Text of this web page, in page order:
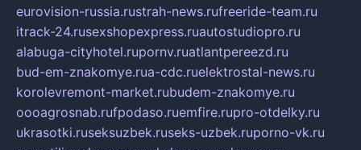
eurovision-russia.rustrah-news.rufreeride-team.ru
itrack-24.rusexshopexpress.ruautostudiopro.ru
alabuga-cityhotel.rupornv.ruatlantpereezd.ru
bud-em-znakomye.rua-cdc.ruelektrostal-news.ru
korolevremont-market.rubudem-znakomye.ru
oooagrosnab.rufpodaso.ruemfire.rupro-otdelky.ru
ukrasotki.ruseksuzbek.ruseks-uzbek.ruporno-vk.ru